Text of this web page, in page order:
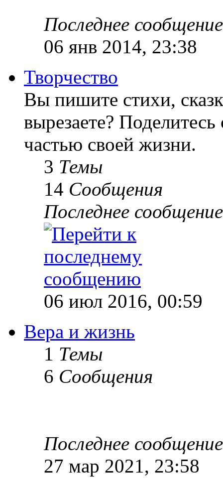
Последнее сообщение
06 янв 2014, 23:38
Творчество
Вы пишите стихи,
вырезаете?
частью своей жизни.
3 Темы
14 Сообщения
Последнее сообщение
06 июл 2016, 00:59
Вера и жизнь
1 Темы
6 Сообщения
Последнее сообщение
27 мар 2021, 23:58